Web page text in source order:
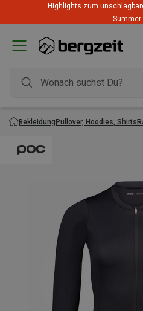
Highlights zum
Summer
BekleidungPullover, Hoodies, Shirts